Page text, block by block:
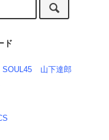
ド
SOUL45
山下達郎